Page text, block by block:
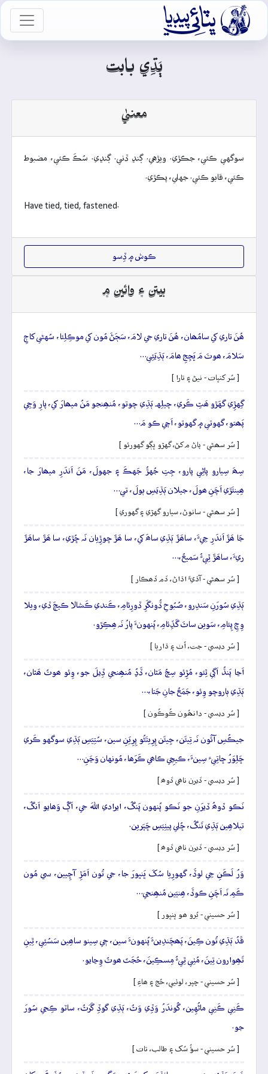

ٻَڌِي بابت
معنيٰ
سوگهي ڪئي، جڪڙي. ويڙهي. ڳنڍ ڏني. ڳنڍي. سُڪَ ڪئي، مضبوط
ڪئي، قابو ڪئي. جهلي، پڪڙي.
Have tied, tied, fastened.
ڪوش ۾ ڏِسو
بيتن ۽ وائين ۾
ھُنَ تاري کي سامُھان، ھُنَ تاري جي لامَ، سَڄَڻَ مُون کي موڪِلِئا، سُهڻي کاڄِ
سَلامَ، ھوتَ مَ ڀَڃِجِ ھامَ، ٻَڌِيَئِي…
[ سُر کنڀات - نيڻ ۽ تارا ]
گِهڙِي گهَڙو ھَٿِ ڪَري، چيلِهہ ٻَڌِي چوتو، مُنھِنجو مَنُ ميھارَ کي، پارِ وَڃِي
پَھتو، گهوتي ۾ گهوتو، اَچي ڪو مَ…
[ سُر سھڻي - پاڻ م کڻ، گهڙو ڀڳو گهورئو ]
سِھَ سِيارو پاڻِي پارو، جِتِ جُهڙُ جَهڪَ ۽ جهولَ، مَنَ اَندَرِ ميھارَ جا،
ھِينئَڙي اَچَنِ ھولَ، جيلان ٻَڌِيَسِ ٻولَ، تي…
[ سُر سھڻي - سانوڻ، سيارو گهڙي ۽ گهوري ]
جَا ھَڙَ اَندَرِ جِيءَ، ساھَڙَ ٻَڌِي ساھَ کي، سا ھَڙَ ڇوڙِيان نَہ ڇُڙي، سا ھَڙَ ساھَڙَ
ريءَ، ساھَڙَ ٿِيءُ سَميعُ،…
[ سُر سھڻي - آڌيءَ اڌاڻ، ڏم ڏھڪار ]
ٻَڌِي سُورَنِ سَندِرو، صُبُوحِ ڏُونگَرِ ڏورِئامِ، ڪَندي ڪَشالا ڪيچَ ڏي، ويلا
وِچِ پِئامِ، سَوين ساٿَ گَڏِئامِ، پُنهونءَ پارُ نَہ ھِڪِڙو.
[ سُر ديسي - جت، اُٺ ۽ ڌاريا ]
اَڃا پَنڌُ اَڳي ٿِئو، مُڙِئو سِڄُ مَٿان، ڏَڍُ مُنھِنجي ڏِيلَ جو، وِئو ھوتُ ھَٿان،
ٻَڌِي ٻاروچو وِئو، جَمَعُ جانِ جَتا،…
[ سُر ديسي - دانھُون ڪُوڪُون ]
جيڪُسِ آئُون نَہ تِيئَن، جِيئَن پِرِيتَڻُو پِرِيَنِ سين، سُتِيَسِ ٻَڌِي سوگهو ڪَري
ڇَلِوَرُ ڇاتِيء سِينءَ، ڪيچِي ڪاھي ڪَرَھا، مُونهان وَڃَنِ…
[ سُر ديسي - ڏيرن ناھي ڏوھ ]
نَڪو ڏوھُ ڏيرَنِ جو نَڪو پُنهون پَنگُ، ايرادي اللهَ جي، اَڳُ وَھايو اَنگُ،
تيلاھِين ٻَڌِي تَنگُ، ڇُلي پيٺِيَسِ ڇَپَرين.
[ سُر ديسي - ڏيرن ناھي ڏوھ ]
وَرُ لَڪَنِ جِي لوڏَ، گهورِيا سُکَ ڀَنڀورَ جا، جي تُون اَمَڙِ آڇِيين، سي مُون
ڪَمِ نَہ اَچَنِ ڪوڏَ، ھِنيَين مُنھِنجي…
[ سُر حسيني - بُرو ھو ڀنڀور ]
قَدُ ٻَڌِي تُون ڪِينَ، پَھچَندِينءَ پُنهونءَ سين، جٖي سِينو ساھِين سَسُئِي، ٿِينِ
تَھِوارون تِينَ، مُٺِي ٿِيءُ مِسڪِينَ، حُجَتَ ھوتُ وِڃايو.
[ سُر حسيني - ڇپر، لوٺيي، حُج ۽ ھاءِ ]
ڪَنِي ڪَنِي ماڻُهِين، گُوندَرُ وَڏِي وَٿُ، ٻَڌِي گوڏِ گَرَٿُ، ساٽو ڪِجي سُورَ
جو.
[ سُر حسيني - سؤُ سُک ۽ طالب، تات ]